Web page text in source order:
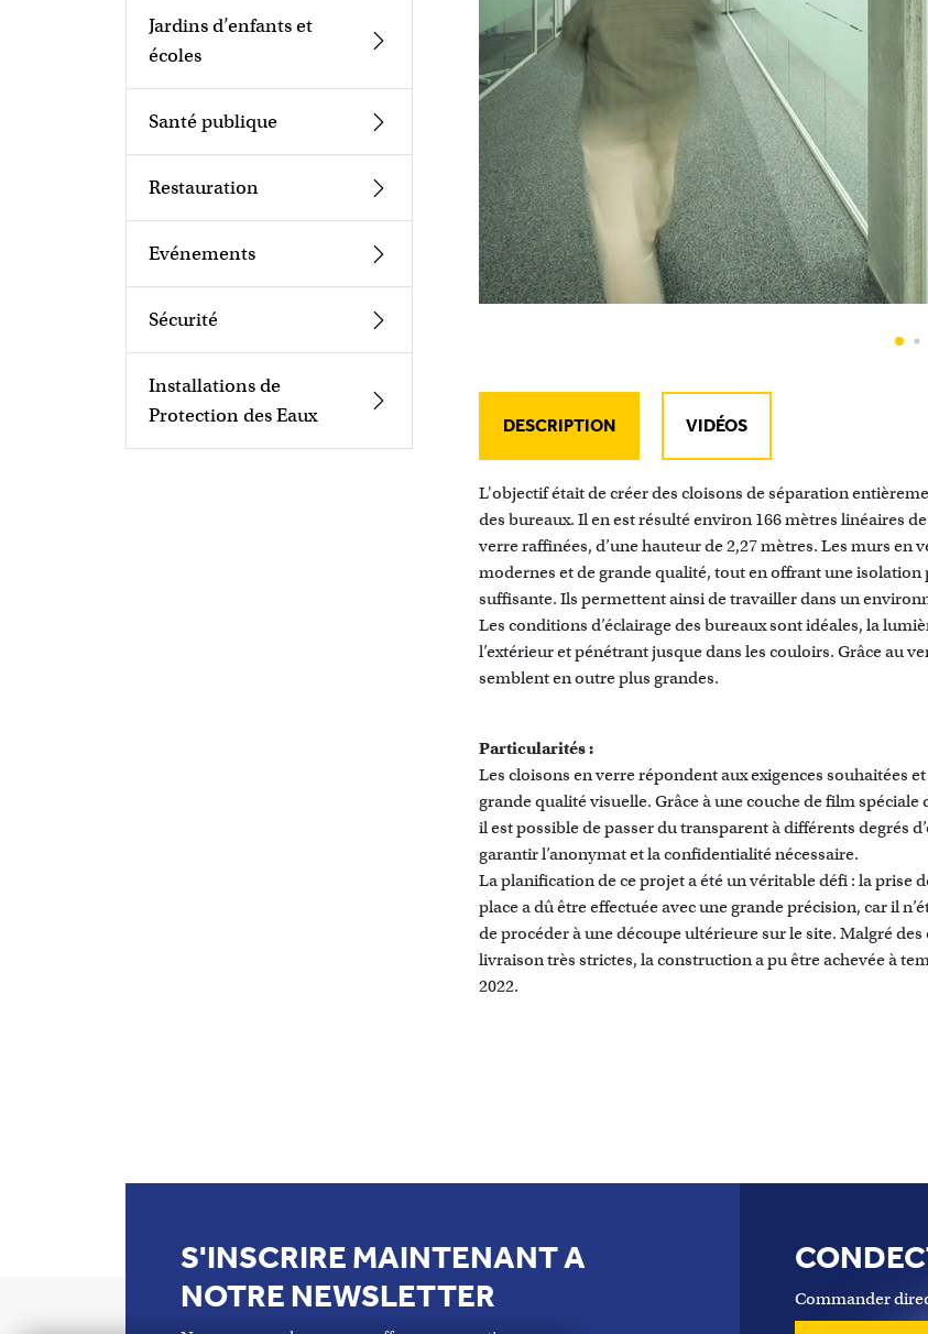
Jardins d’enfants et
écoles
Santé publique
Restauration
Evénements
Sécurité
Installations de
Protection des Eaux
DESCRIPTION VIDÉOS
L'objectif était de créer des cloisons de séparation
des bureaux. Il en est résulté environ 166 mètres linéaires
verre raffinées, d’une hauteur de 2,27 mètres. Les murs en
modernes et de grande qualité, tout en offrant une isolation
suffisante. Ils permettent ainsi de travailler dans un
Les conditions d’éclairage des bureaux sont idéales, la
l’extérieur et pénétrant jusque dans les couloirs. Grâce au
semblent en outre plus grandes.
Particularités :
Les cloisons en verre répondent aux exigences souhaitées et
grande qualité visuelle. Grâce à une couche de film spéciale
il est possible de passer du transparent à différents degrés
garantir l’anonymat et la confidentialité nécessaire.
La planification de ce projet a été un véritable défi : la prise
place a dû être effectuée avec une grande précision, car il
de procéder à une découpe ultérieure sur le site. Malgré des
livraison très strictes, la construction a pu être achevée à
2022.
S'INSCRIRE MAINTENANT A
NOTRE NEWSLETTER
Commander